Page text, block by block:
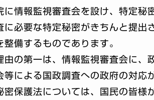
に情報監視審査会を設け、特定秘
に必要な特定秘密がきちんと提出
備するものであります。
由の第一は、情報監視審査会に、
等による国政調査への政府の対応
密保護法については、国民の皆様